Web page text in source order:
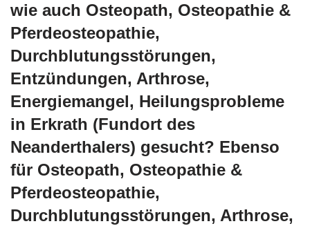
wie auch Osteopath, Osteopathie &
Pferdeosteopathie,
Durchblutungsstörungen,
Entzündungen, Arthrose,
Energiemangel, Heilungsprobleme
in Erkrath (Fundort des
Neanderthalers) gesucht? Ebenso
für Osteopath, Osteopathie &
Pferdeosteopathie,
Durchblutungsstörungen, Arthrose,